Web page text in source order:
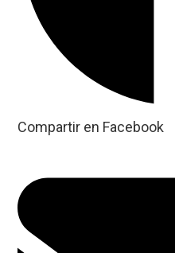
Compartir en Facebook